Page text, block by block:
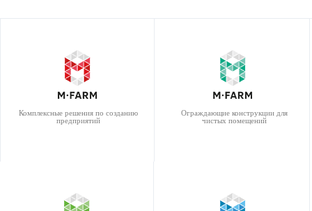
Комплексные решения по созданию
предприятий
Ограждающие конструкции для
чистых помещений